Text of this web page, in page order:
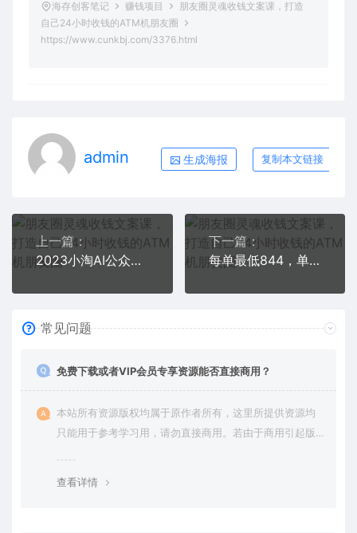
海存创客笔记 赚钱项目
朋友圈灵魂收钱文案课，打造
自己24小时收钱的ATM机朋友圈
https://www.cunkbj.com/3376.html
admin 生成海报 复制本文链接
上一篇：
2023小淘AI公众号流量主项目，傻瓜式产出可操作一辈子
下一篇：
每单最低844，单日3000+，单靠“课程分销”，月入10万都只是一个小目标，知识付费YYDS【揭秘】
常见问题
免费下载或者VIP会员专享资源能否直接商用？
本站所有资源版权均属于原作者所有，这里所提供资源均
只能用于参考学习用，请勿直接商用。若由于商用引起版
查看详情